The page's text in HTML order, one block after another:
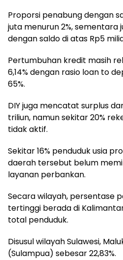
Proporsi penabung dengan
juta menurun 2%, sementara
dengan saldo di atas Rp5
Pertumbuhan kredit masih
6,14% dengan rasio loan to
65%.
DIY juga mencatat surplus
triliun, namun sekitar 20%
tidak aktif.
Sekitar 16% penduduk usia
daerah tersebut belum
layanan perbankan.
Secara wilayah, persentase
tertinggi berada di
total penduduk.
Disusul wilayah Sulawesi,
(Sulampua) sebesar 22,83%.